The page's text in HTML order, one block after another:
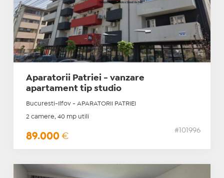
Aparatorii Patriei - vanzare
apartament tip studio
Bucuresti-Ilfov - APARATORII PATRIEI
2 camere, 40 mp utili
89.000 €
#101996